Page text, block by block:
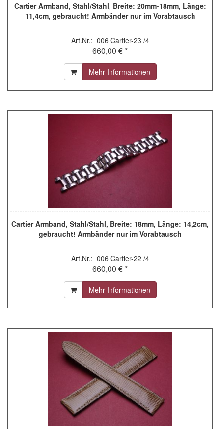
Cartier Armband, Stahl/Stahl, Breite: 20mm-18mm, Länge:
11,4cm, gebraucht! Armbänder nur im Vorabtausch
Art.Nr.: 006 Cartier-23 /4
660,00 € *
Mehr Informationen
Cartier Armband, Stahl/Stahl, Breite: 18mm, Länge: 14,2cm,
gebraucht! Armbänder nur im Vorabtausch
Art.Nr.: 006 Cartier-22 /4
660,00 € *
Mehr Informationen